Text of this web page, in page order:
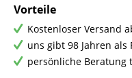
Vorteile
Kostenloser Versand
uns gibt 98 Jahren als
persönliche Beratung